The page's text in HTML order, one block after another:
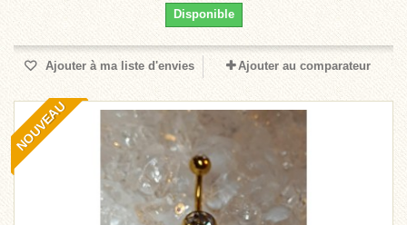
Disponible
Ajouter à ma liste d'envies Ajouter au comparateur
NOUVEAU